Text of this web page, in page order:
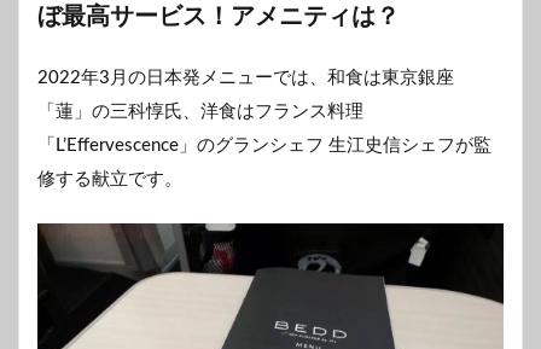
ぼ最高サービス！アメニティは？
2022年3月の日本発メニューでは、和食は東京銀座
「蓮」の三科惇氏、洋食はフランス料理
「L’Effervescence」のグランシェフ 生江史信シェフが監
修する献立です。